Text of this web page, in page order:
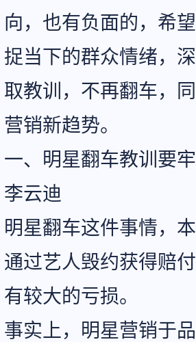
向，也有负面的，希
捉当下的群众情绪，
取教训，不再翻车，
营销新趋势。
一、明星翻车教训要
李云迪
明星翻车这件事情，
通过艺人毁约获得赔
有较大的亏损。
事实上，明星营销于